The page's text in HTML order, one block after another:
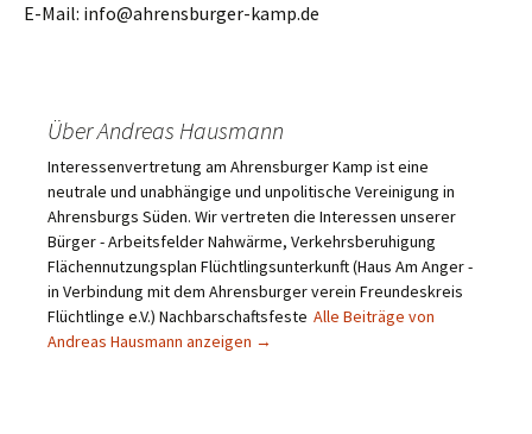
E-Mail: info@ahrensburger-kamp.de
Über Andreas Hausmann
Interessenvertretung am Ahrensburger Kamp ist eine
neutrale und unabhängige und unpolitische Vereinigung in
Ahrensburgs Süden. Wir vertreten die Interessen unserer
Bürger - Arbeitsfelder Nahwärme, Verkehrsberuhigung
Flächennutzungsplan Flüchtlingsunterkunft (Haus Am Anger -
in Verbindung mit dem Ahrensburger verein Freundeskreis
Flüchtlinge e.V.) Nachbarschaftsfeste Alle Beiträge von
Andreas Hausmann anzeigen →